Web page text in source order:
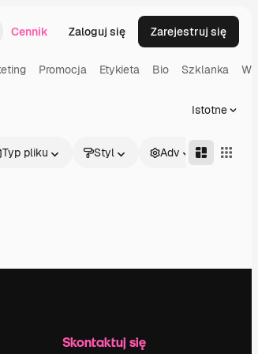
obrazu
Cennik Zaloguj się Zarejestruj się
Promocja Etykieta Bio Szklanka
Istotne
Typ pliku Styl Adv
Skontaktuj się